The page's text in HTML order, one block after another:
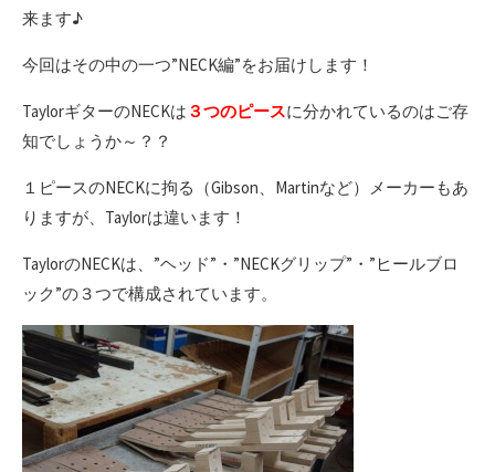
来ます♪
今回はその中の一つ”NECK編”をお届けします！
TaylorギターのNECKは ３つのピースに分かれているのはご存
知でしょうか～？？
１ピースのNECKに拘る（Gibson、Martinなど）メーカーもあ
りますが、Taylorは違います！
TaylorのNECKは、”ヘッド”・”NECKグリップ”・”ヒールブロ
ック”の３つで構成されています。